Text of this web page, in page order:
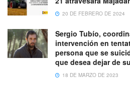
20 DE FEBRERO DE 2024
Sergio Tubío,
intervención en
persona que se
que desea dejar de
18 DE MARZO DE 2023